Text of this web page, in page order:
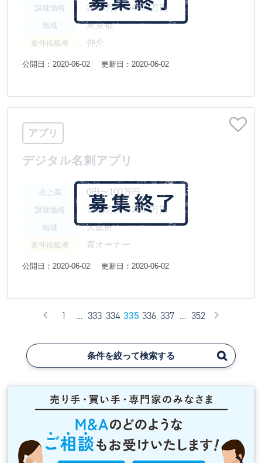
譲渡価格 2000万円〜4000万円
地域 東京都
案件掲載者 仲介
公開日：2020-06-02 更新日：2020-06-02
アプリ
デジタル名刺アプリ
売上高 0円〜100万円
譲渡価格 1000万円〜2000万円
地域 大阪府
案件掲載者 直オーナー
公開日：2020-06-02 更新日：2020-06-02
1 … 333 334 335 336 337 … 352
条件を絞って検索する